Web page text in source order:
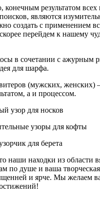
конечным результатом
являются
создать с применением
перейдем к нашему
в сочетании с ажурным
для шарфа.
(мужских, женских)
а и процессом.
узор для носков
узоры для кофты
для берета
наши находки из области
по душе и ваша
и ярче. Мы желаем